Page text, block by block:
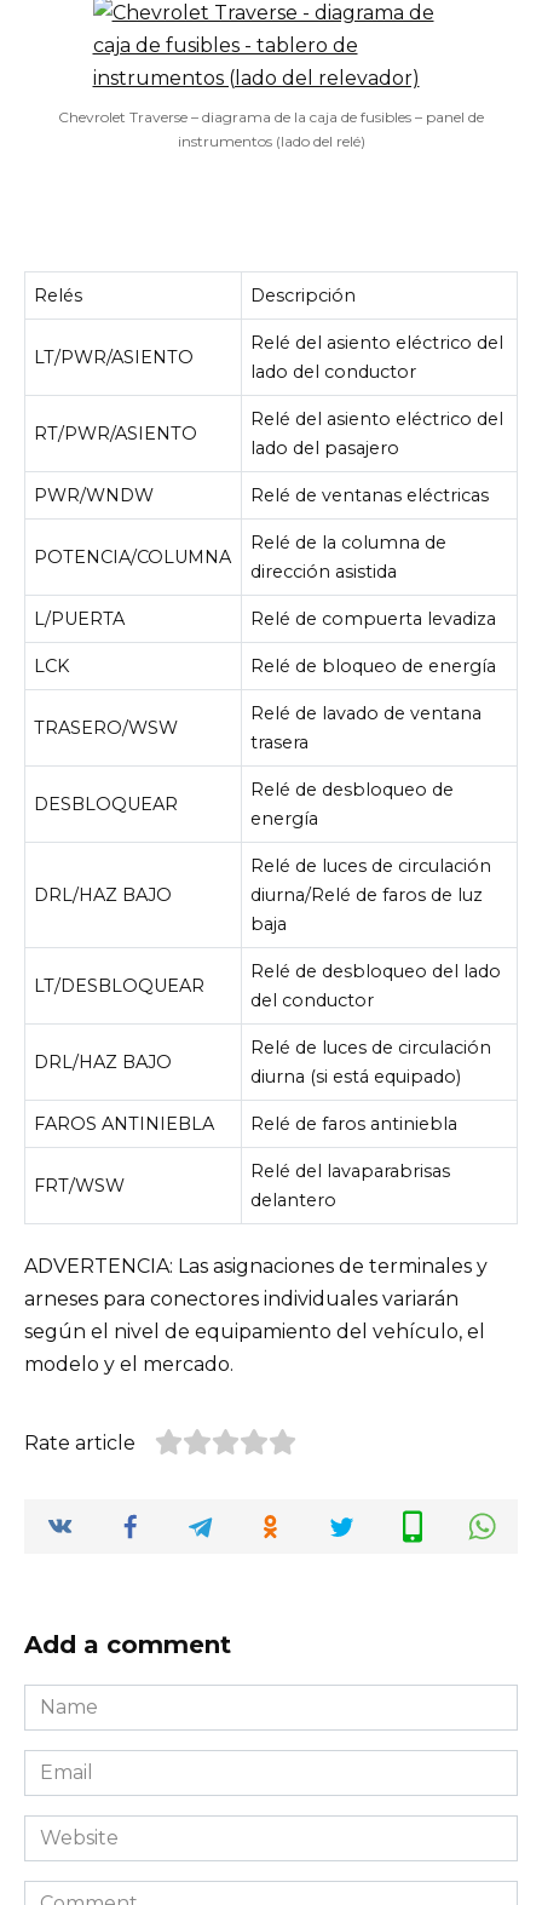
Chevrolet Traverse – diagrama de la caja de fusibles – panel de
instrumentos (lado del relé)
Relés Descripción
LT/PWR/ASIENTO
Relé del asiento eléctrico del
lado del conductor
RT/PWR/ASIENTO
Relé del asiento eléctrico del
lado del pasajero
PWR/WNDW Relé de ventanas eléctricas
POTENCIA/COLUMNA
Relé de la columna de
dirección asistida
L/PUERTA Relé de compuerta levadiza
LCK Relé de bloqueo de energía
TRASERO/WSW
Relé de lavado de ventana
trasera
DESBLOQUEAR
Relé de desbloqueo de
energía
DRL/HAZ BAJO
Relé de luces de circulación
diurna/Relé de faros de luz
baja
LT/DESBLOQUEAR
Relé de desbloqueo del lado
del conductor
DRL/HAZ BAJO
Relé de luces de circulación
diurna (si está equipado)
FAROS ANTINIEBLA Relé de faros antiniebla
FRT/WSW
Relé del lavaparabrisas
delantero
ADVERTENCIA: Las asignaciones de terminales y
arneses para conectores individuales variarán
según el nivel de equipamiento del vehículo, el
modelo y el mercado.
Rate article
Add a comment
Name
*
Email
*
Website
Comment